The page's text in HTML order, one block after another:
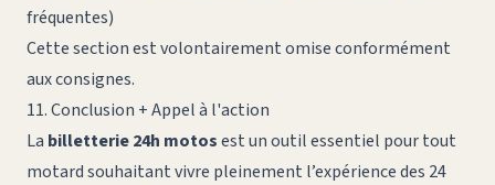
fréquentes)
Cette section est volontairement omise conformément
aux consignes.
11. Conclusion + Appel à l'action
La billetterie 24h motosest un outil essentiel pour tout
motard souhaitant vivre pleinement l’expérience des 24